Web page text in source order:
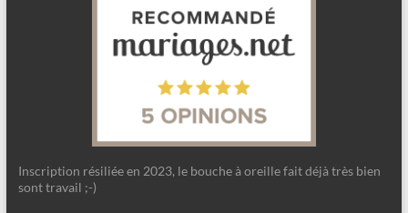
Inscription résiliée en 2023, le bouche à oreille fait déjà très bien
sont travail ;-)